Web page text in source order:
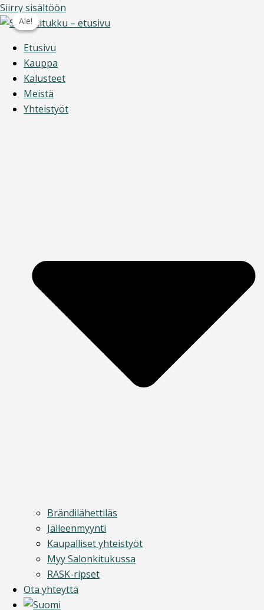
Siirry sisältöön
Etusivu
Kauppa
Kalusteet
Meistä
Yhteistyöt
Brändilähettiläs
Jälleenmyynti
Kaupalliset yhteistyöt
Myy Salonkitukussa
RASK-ripset
Ota yhteyttä
Ale!
Ale!